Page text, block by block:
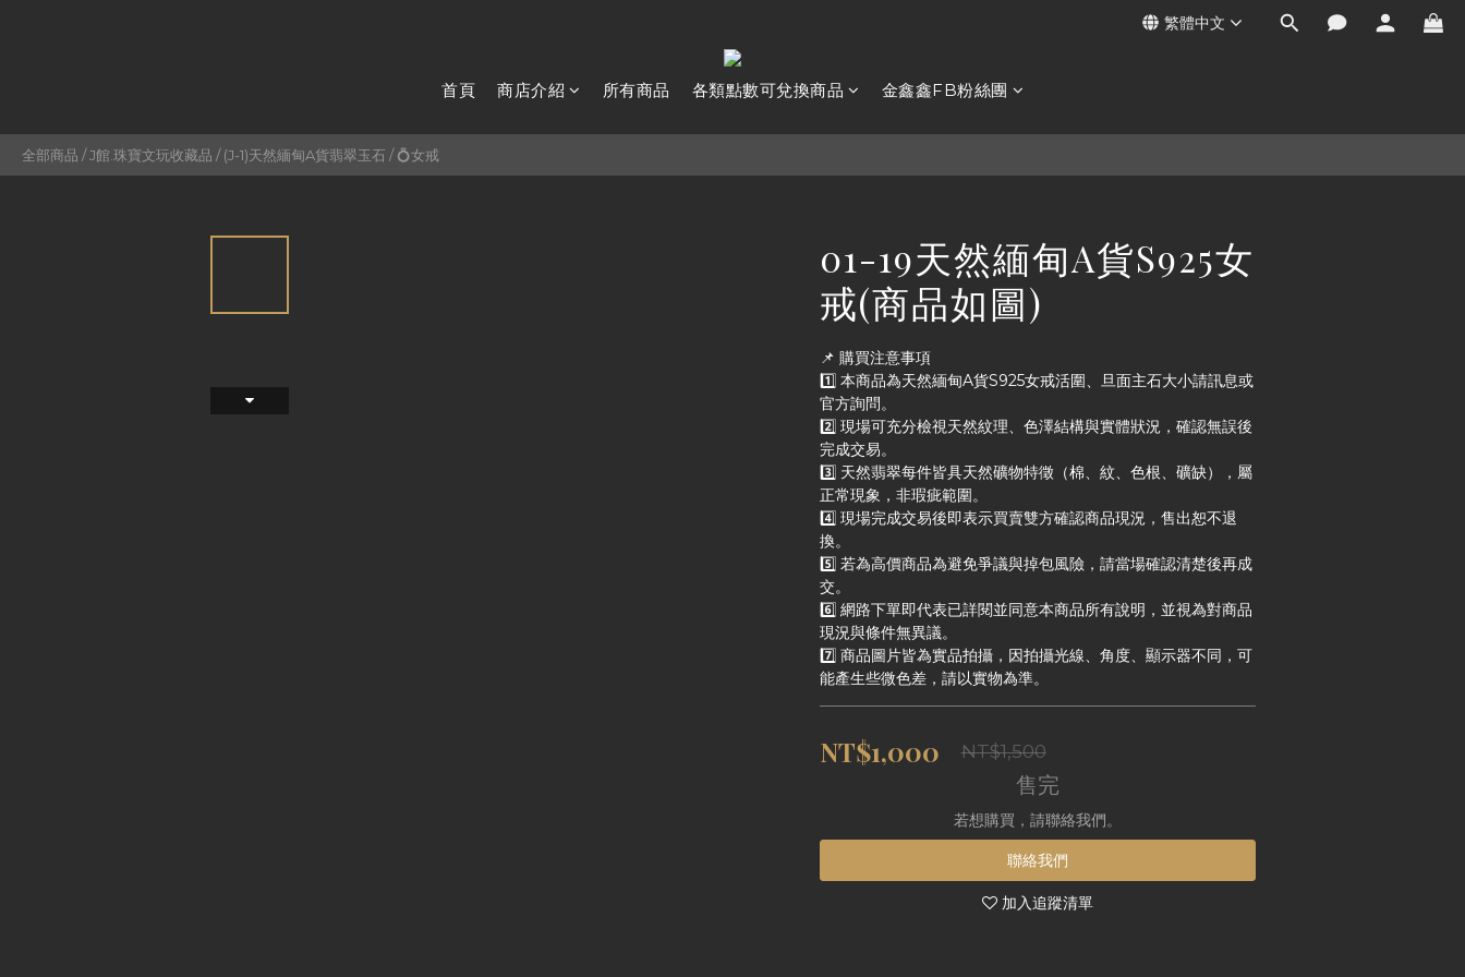
繁體中文
首頁 商店介紹 所有商品 各類點數可兌換商品 金鑫鑫FB粉絲團
全部商品 /J館.珠寶文玩收藏品 /(J-1)天然緬甸A貨翡翠玉石/💍女戒
01-19天然緬甸A貨S925女
戒(商品如圖)
📌 購買注意事項
1️⃣ 本商品為天然緬甸A貨S925女戒活圍、旦面主石大小請訊息或
官方詢問。
2️⃣ 現場可充分檢視天然紋理、色澤結構與實體狀況，確認無誤後
完成交易。
3️⃣ 天然翡翠每件皆具天然礦物特徵（棉、紋、色根、礦缺），屬
正常現象，非瑕疵範圍。
4️⃣ 現場完成交易後即表示買賣雙方確認商品現況，售出恕不退
換。
5️⃣ 若為高價商品為避免爭議與掉包風險，請當場確認清楚後再成
交。
6️⃣ 網路下單即代表已詳閱並同意本商品所有說明，並視為對商品
現況與條件無異議。
7️⃣ 商品圖片皆為實品拍攝，因拍攝光線、角度、顯示器不同，可
能產生些微色差，請以實物為準。
NT$1,000 NT$1,500
售完
若想購買，請聯絡我們。
聯絡我們
加入追蹤清單